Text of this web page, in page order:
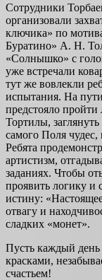
Сотрудники
организовали
ключика» по
Буратино» А. Н.
«Солнышко» с
уже встречали
тут же вовлекли
испытания. На
предстояло
Тортилы,
самого Поля
Ребята
артистизм,
заданиях. Чтобы
проявить логику и
истину:
отвагу и
сладких «монет».
Пусть каждый день
красками,
счастьем!